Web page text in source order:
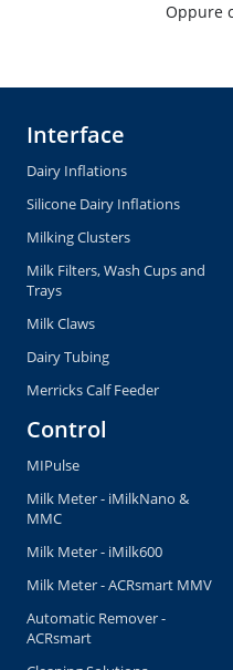
Oppure
Interface
Dairy Inflations
Silicone Dairy Inflations
Milking Clusters
Milk Filters, Wash Cups and
Trays
Milk Claws
Dairy Tubing
Merricks Calf Feeder
Control
MIPulse
Milk Meter - iMilkNano &
MMC
Milk Meter - iMilk600
Milk Meter - ACRsmart MMV
Automatic Remover -
ACRsmart